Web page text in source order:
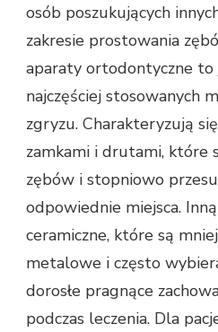
osób poszukujących
zakresie prostowania
aparaty ortodontyczne to
najczęściej stosowanych
zgryzu. Charakteryzują
zamkami i drutami, które
zębów i stopniowo
odpowiednie miejsca.
ceramiczne, które są
metalowe i często
dorosłe pragnące
podczas leczenia. Dla